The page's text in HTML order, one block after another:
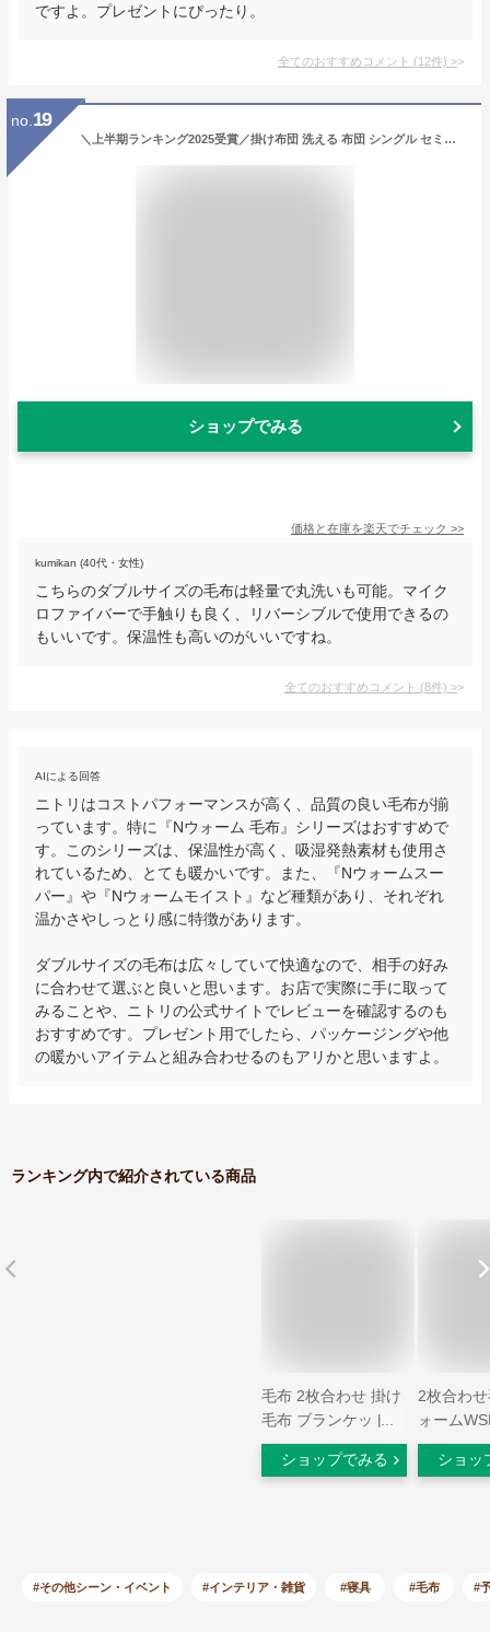
ですよ。プレゼントにぴったり。
全てのおすすめコメント (12件) >
no. 19
＼上半期ランキング2025受賞／掛け布団 洗える 布団 シングル セミダブル ダブル シンサレート 暖かい 洗濯 丸洗い 軽量 軽い 冬 冬用 冬掛け布団 毛布 掛け毛布 リバーシブル おしゃれ マイクロファイバー フランネル 冬用掛け布団 ふわふわ
ショップでみる
価格と在庫を楽天でチェック >>
kumikan (40代・女性)
こちらのダブルサイズの毛布は軽量で丸洗いも可能。マイク
ロファイバーで手触りも良く、リバーシブルで使用できるの
もいいです。保温性も高いのがいいですね。
全てのおすすめコメント (8件) >
AIによる回答
ニトリはコストパフォーマンスが高く、品質の良い毛布が揃
っています。特に『Nウォーム 毛布』シリーズはおすすめで
す。このシリーズは、保温性が高く、吸湿発熱素材も使用さ
れているため、とても暖かいです。また、『Nウォームスー
パー』や『Nウォームモイスト』など種類があり、それぞれ
温かさやしっとり感に特徴があります。
ダブルサイズの毛布は広々していて快適なので、相手の好み
に合わせて選ぶと良いと思います。お店で実際に手に取って
みることや、ニトリの公式サイトでレビューを確認するのも
おすすめです。プレゼント用でしたら、パッケージングや他
の暖かいアイテムと組み合わせるのもアリかと思いますよ。
ランキング内で紹介されている商品
毛布 2枚合わせ 掛け
毛布 ブランケット
ダブル 厚手 フラン
ネル ボア シープボ
わ もこもこ 北欧 イ
ショップでみる
2枚合わ
ォーム
【玄関先
トリ 【
ショッ
#その他シーン・イベント #インテリア・雑貨 #寝具 #毛布 #